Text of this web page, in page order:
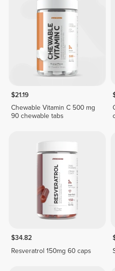
$21.19
Chewable Vitamin C 500 mg
90 chewable tabs
$34.82
Resveratrol 150mg 60 caps